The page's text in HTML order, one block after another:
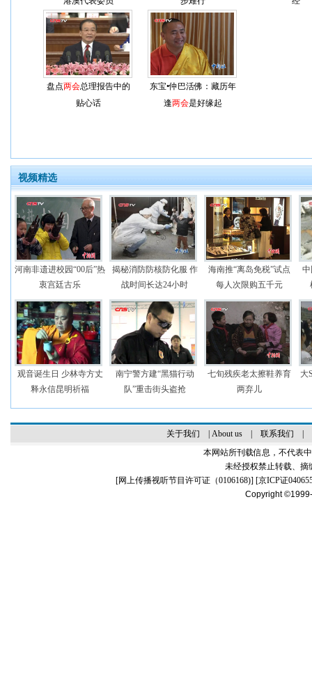
盘点两会总理报告中的
贴心话
东宝•仲巴活佛：藏历年
逢两会是好缘起
视频精选
河南非遗进校园“00后”热
衷宫廷古乐
揭秘消防防核防化服 作
战时间长达24小时
海南推“离岛免税”试点
每人次限购五千元
观音诞生日 少林寺方丈
释永信昆明祈福
南宁警方建“黑猫行动
队”重击街头盗抢
七旬残疾老太擦鞋养育
两弃儿
大
关于我们 About us| 联系我们
本网站所刊载信息，不代表
未经授权禁止转载、摘
[网上传播视听节目许可证（0106168)] [京ICP证
Copyright